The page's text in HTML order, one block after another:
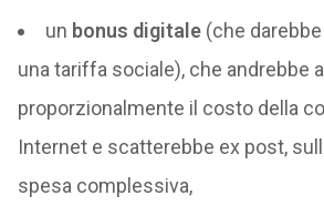
un bonus digitale(che
una tariffa sociale), che andrebbe
proporzionalmente il costo della
Internet e scatterebbe ex post,
spesa complessiva,